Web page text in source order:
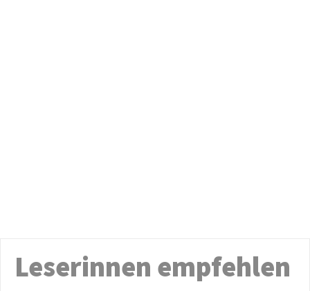
Leserinnen empfehlen